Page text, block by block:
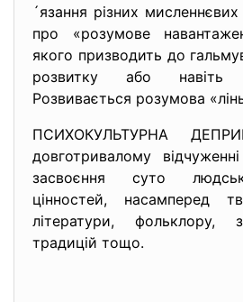
´язання різних
про «розумове
якого призводить до
розвитку або навіть
Розвивається розумова
ПСИХОКУЛЬТУРНА
довготривалому
засвоєння суто
цінностей, насамперед
літератури, фольклору,
традицій тощо.